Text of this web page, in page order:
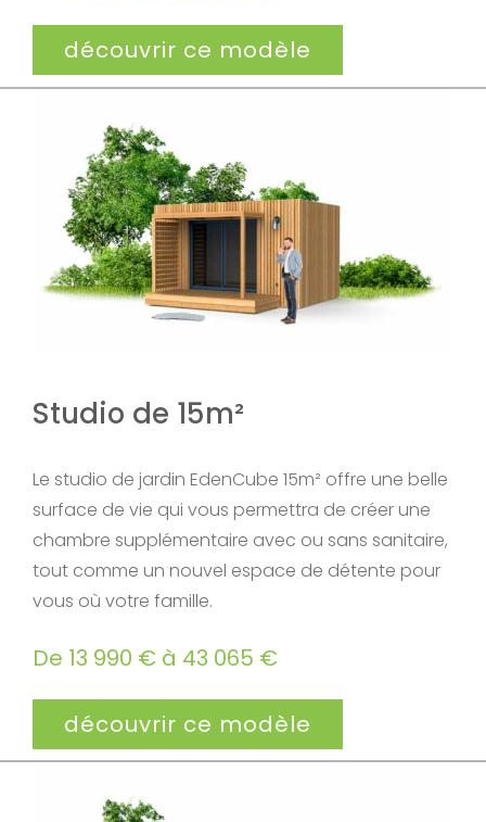
découvrir ce modèle
Studio de 15m²
Le studio de jardin EdenCube 15m² offre une belle
surface de vie qui vous permettra de créer une
chambre supplémentaire avec ou sans sanitaire,
tout comme un nouvel espace de détente pour
vous où votre famille.
De 13 990 € à 43 065 €
découvrir ce modèle